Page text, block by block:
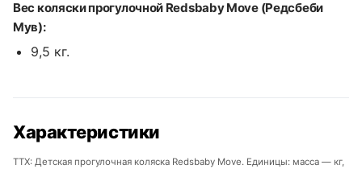
Вес коляски прогулочной Redsbaby Move (Редсбеби
Мув):
9,5 кг.
Характеристики
ТТХ: Детская прогулочная коляска Redsbaby Move. Единицы: масса — кг,